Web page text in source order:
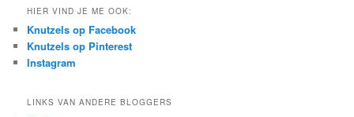
HIER VIND JE ME OOK:
Knutzels op Facebook
Knutzels op Pinterest
Instagram
LINKS VAN ANDERE BLOGGERS